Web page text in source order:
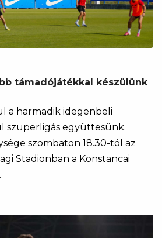
támadójátékkal készülünk
a harmadik idegenbeli
szuperligás együttesünk.
szombaton 18.30-tól az
Stadionban a Konstancai